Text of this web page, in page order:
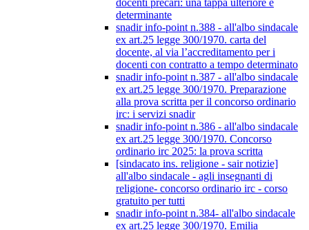
docenti precari: una tappa ulteriore e
determinante
snadir info-point n.388 - all'albo sindacale
ex art.25 legge 300/1970. carta del
docente, al via l’accreditamento per i
docenti con contratto a tempo determinato
snadir info-point n.387 - all'albo sindacale
ex art.25 legge 300/1970. Preparazione
alla prova scritta per il concorso ordinario
irc: i servizi snadir
snadir info-point n.386 - all'albo sindacale
ex art.25 legge 300/1970. Concorso
ordinario irc 2025: la prova scritta
[sindacato ins. religione - sair notizie]
all'albo sindacale - agli insegnanti di
religione- concorso ordinario irc - corso
gratuito per tutti
snadir info-point n.384- all'albo sindacale
ex art.25 legge 300/1970. Emilia